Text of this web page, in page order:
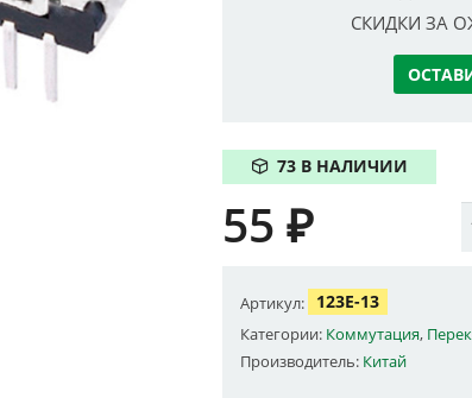
СКИДКИ ЗА
73 В НАЛИЧИИ
55₽
Артикул: 123E-13
Категории: Коммутация,
Производитель: Китай